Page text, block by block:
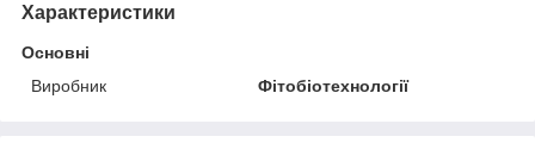
Характеристики
Основні
Виробник
Фітобіотехнології